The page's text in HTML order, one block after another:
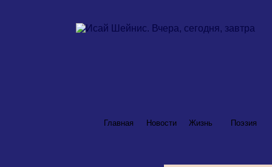
Главная Новости Жизнь Поэзия